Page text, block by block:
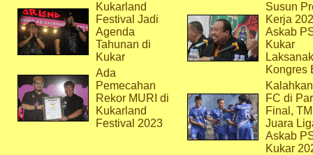
Kukarland
Festival Jadi
Agenda
Tahunan di
Kukar
Ada
Pemecahan
Rekor MURI di
Kukarland
Festival 2023
Susun
Kerja
Askab
Kukar
Kongres
FC di
Final,
Juara
Askab
Kukar